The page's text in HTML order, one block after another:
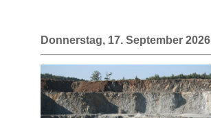
Donnerstag, 17. September 2026